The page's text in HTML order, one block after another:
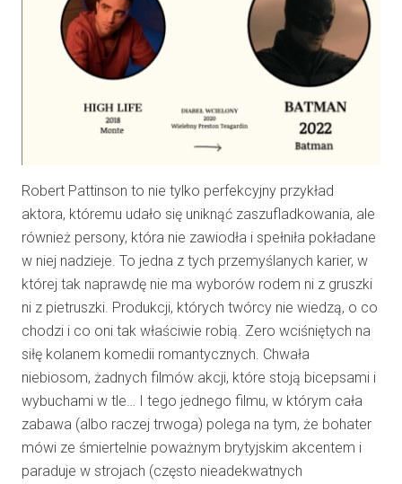
Robert Pattinson to nie tylko perfekcyjny przykład
aktora, któremu udało się uniknąć zaszufladkowania, ale
również persony, która nie zawiodła i spełniła pokładane
w niej nadzieje. To jedna z tych przemyślanych karier, w
której tak naprawdę nie ma wyborów rodem ni z gruszki
ni z pietruszki. Produkcji, których twórcy nie wiedzą, o co
chodzi i co oni tak właściwie robią. Zero wciśniętych na
siłę kolanem komedii romantycznych. Chwała
niebiosom, żadnych filmów akcji, które stoją bicepsami i
wybuchami w tle… I tego jednego filmu, w którym cała
zabawa (albo raczej trwoga) polega na tym, że bohater
mówi ze śmiertelnie poważnym brytyjskim akcentem i
paraduje w strojach (często nieadekwatnych